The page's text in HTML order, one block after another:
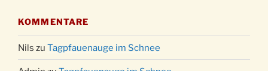
KOMMENTARE
Nils zu Tagpfauenauge im Schnee